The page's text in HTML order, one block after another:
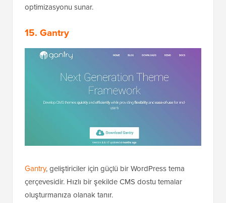
optimizasyonu sunar.
15. Gantry
Gantry, geliştiriciler için güçlü bir WordPress tema
çerçevesidir. Hızlı bir şekilde CMS dostu temalar
oluşturmanıza olanak tanır.